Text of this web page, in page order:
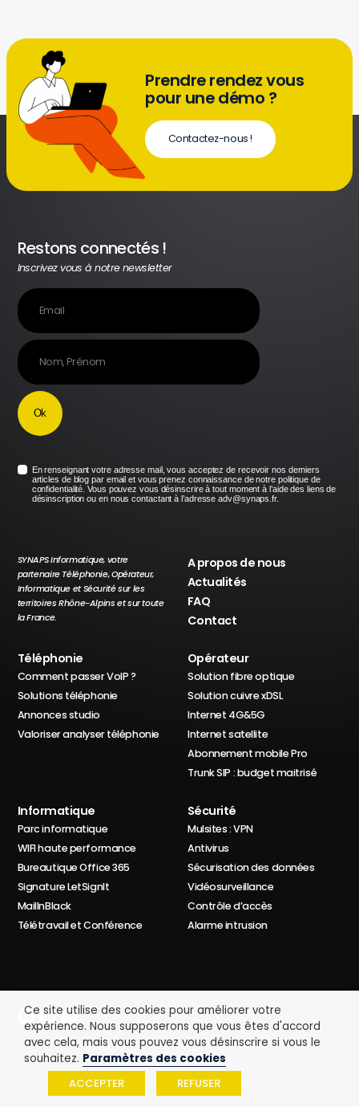
Prendre rendez vous
pour une démo ?
Contactez-nous !
Restons connectés !
Inscrivez vous à notre newsletter
En renseignant votre adresse mail, vous acceptez de recevoir nos derniers
articles de blog par email et vous prenez connaissance de notre politique de
confidentialité. Vous pouvez vous désinscrire à tout moment à l’aide des liens de
désinscription ou en nous contactant à l’adresse adv@synaps.fr.
SYNAPS Informatique, votre
partenaire Téléphonie, Opérateur,
Informatique et Sécurité sur les
territoires Rhône-Alpins et sur toute
la France.
A propos de nous
Actualités
FAQ
Contact
Téléphonie
Comment passer VoIP ?
Solutions téléphonie
Annonces studio
Valoriser analyser téléphonie
Opérateur
Solution fibre optique
Solution cuivre xDSL
Internet 4G&5G
Internet satellite
Abonnement mobile Pro
Trunk SIP : budget maitrisé
Informatique
Parc informatique
WIFI haute performance
Bureautique Office 365
Signature LetSignIt
MailInBlack
Télétravail et Conférence
Sécurité
Mulsites : VPN
Antivirus
Sécurisation des données
Vidéosurveillance
Contrôle d’accès
Alarme intrusion
Politique de confidentialité
Mentions légales
Il nous font confiance
Création du site : here we com
Ce site utilise des cookies pour améliorer votre
expérience. Nous supposerons que vous êtes d'accord
avec cela, mais vous pouvez vous désinscrire si vous le
souhaitez. Paramètres des cookies
ACCEPTER
REFUSER